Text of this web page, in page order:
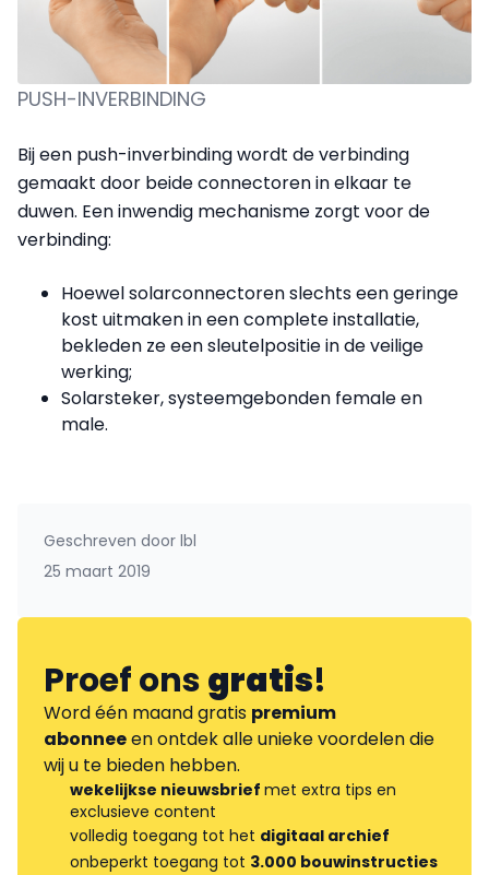
PUSH-INVERBINDING
Bij een push-inverbinding wordt de verbinding
gemaakt door beide connectoren in elkaar te
duwen. Een inwendig mechanisme zorgt voor de
verbinding:
Hoewel solarconnectoren slechts een geringe
kost uitmaken in een complete installatie,
bekleden ze een sleutelpositie in de veilige
werking;
Solarsteker, systeemgebonden female en
male.
Geschreven door lbl
25 maart 2019
Proef onsgratis!
Word één maand gratis premium
abonneeen ontdek alle unieke voordelen die
wij u te bieden hebben.
wekelijkse nieuwsbrief met extra tips en
exclusieve content
volledig toegang tot het digitaal archief
onbeperkt toegang tot 3.000 bouwinstructies